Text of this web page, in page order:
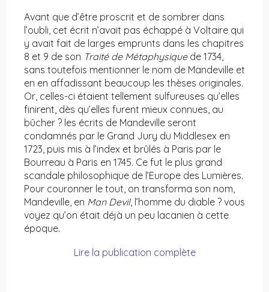
Avant que d’être proscrit et de sombrer dans
l’oubli, cet écrit n’avait pas échappé à Voltaire qui
y avait fait de larges emprunts dans les chapitres
8 et 9 de son Traité de Métaphysique de 1734,
sans toutefois mentionner le nom de Mandeville et
en en affadissant beaucoup les thèses originales.
Or, celles-ci étaient tellement sulfureuses qu’elles
finirent, dès qu’elles furent mieux connues, au
bûcher ? les écrits de Mandeville seront
condamnés par le Grand Jury du Middlesex en
1723, puis mis à l’index et brûlés à Paris par le
Bourreau à Paris en 1745. Ce fut le plus grand
scandale philosophique de l’Europe des Lumières.
Pour couronner le tout, on transforma son nom,
Mandeville, en Man Devil, l’homme du diable ? vous
voyez qu’on était déjà un peu lacanien à cette
époque.
Lire la publication complète